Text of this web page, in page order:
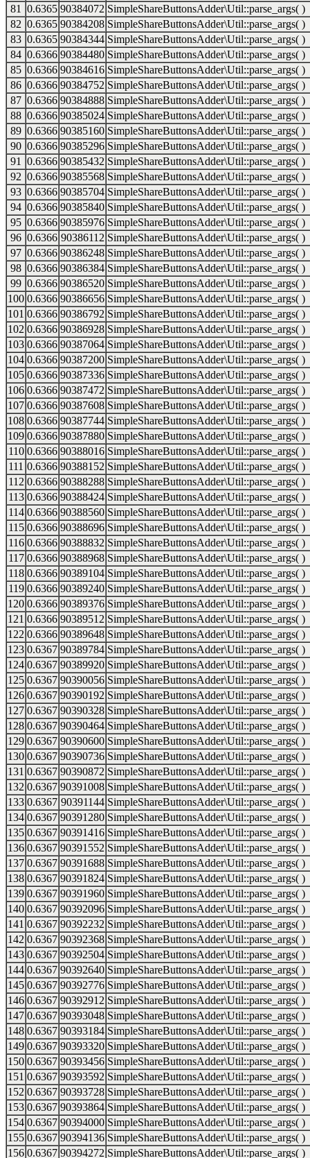
81
0.6365 90384072 SimpleShareButtonsAdder\Util::parse_args( )
82 0.6365 90384208 SimpleShareButtonsAdder\Util::parse_args( )
83 0.6365 90384344 SimpleShareButtonsAdder\Util::parse_args( )
84 0.6366 90384480 SimpleShareButtonsAdder\Util::parse_args( )
85 0.6366 90384616 SimpleShareButtonsAdder\Util::parse_args( )
86 0.6366 90384752 SimpleShareButtonsAdder\Util::parse_args( )
87 0.6366 90384888 SimpleShareButtonsAdder\Util::parse_args( )
88 0.6366 90385024 SimpleShareButtonsAdder\Util::parse_args( )
89 0.6366 90385160 SimpleShareButtonsAdder\Util::parse_args( )
90 0.6366 90385296 SimpleShareButtonsAdder\Util::parse_args( )
91
0.6366 90385432 SimpleShareButtonsAdder\Util::parse_args( )
92 0.6366 90385568 SimpleShareButtonsAdder\Util::parse_args( )
93 0.6366 90385704 SimpleShareButtonsAdder\Util::parse_args( )
94 0.6366 90385840 SimpleShareButtonsAdder\Util::parse_args( )
95 0.6366 90385976 SimpleShareButtonsAdder\Util::parse_args( )
96 0.6366 90386112 SimpleShareButtonsAdder\Util::parse_args( )
97 0.6366 90386248 SimpleShareButtonsAdder\Util::parse_args( )
98 0.6366 90386384 SimpleShareButtonsAdder\Util::parse_args( )
99 0.6366 90386520 SimpleShareButtonsAdder\Util::parse_args( )
100 0.6366 90386656 SimpleShareButtonsAdder\Util::parse_args( )
101 0.6366 90386792 SimpleShareButtonsAdder\Util::parse_args( )
102 0.6366 90386928 SimpleShareButtonsAdder\Util::parse_args( )
103 0.6366 90387064 SimpleShareButtonsAdder\Util::parse_args( )
104 0.6366 90387200 SimpleShareButtonsAdder\Util::parse_args( )
105 0.6366 90387336 SimpleShareButtonsAdder\Util::parse_args( )
106 0.6366 90387472 SimpleShareButtonsAdder\Util::parse_args( )
107 0.6366 90387608 SimpleShareButtonsAdder\Util::parse_args( )
108 0.6366 90387744 SimpleShareButtonsAdder\Util::parse_args( )
109 0.6366 90387880 SimpleShareButtonsAdder\Util::parse_args( )
110 0.6366 90388016 SimpleShareButtonsAdder\Util::parse_args( )
111 0.6366 90388152 SimpleShareButtonsAdder\Util::parse_args( )
112 0.6366 90388288 SimpleShareButtonsAdder\Util::parse_args( )
113 0.6366 90388424 SimpleShareButtonsAdder\Util::parse_args( )
114 0.6366 90388560 SimpleShareButtonsAdder\Util::parse_args( )
115 0.6366 90388696 SimpleShareButtonsAdder\Util::parse_args( )
116 0.6366 90388832 SimpleShareButtonsAdder\Util::parse_args( )
117 0.6366 90388968 SimpleShareButtonsAdder\Util::parse_args( )
118 0.6366 90389104 SimpleShareButtonsAdder\Util::parse_args( )
119 0.6366 90389240 SimpleShareButtonsAdder\Util::parse_args( )
120 0.6366 90389376 SimpleShareButtonsAdder\Util::parse_args( )
121 0.6366 90389512 SimpleShareButtonsAdder\Util::parse_args( )
122 0.6366 90389648 SimpleShareButtonsAdder\Util::parse_args( )
123 0.6367 90389784 SimpleShareButtonsAdder\Util::parse_args( )
124 0.6367 90389920 SimpleShareButtonsAdder\Util::parse_args( )
125 0.6367 90390056 SimpleShareButtonsAdder\Util::parse_args( )
126 0.6367 90390192 SimpleShareButtonsAdder\Util::parse_args( )
127 0.6367 90390328 SimpleShareButtonsAdder\Util::parse_args( )
128 0.6367 90390464 SimpleShareButtonsAdder\Util::parse_args( )
129 0.6367 90390600 SimpleShareButtonsAdder\Util::parse_args( )
130 0.6367 90390736 SimpleShareButtonsAdder\Util::parse_args( )
131 0.6367 90390872 SimpleShareButtonsAdder\Util::parse_args( )
132 0.6367 90391008 SimpleShareButtonsAdder\Util::parse_args( )
133 0.6367 90391144 SimpleShareButtonsAdder\Util::parse_args( )
134 0.6367 90391280 SimpleShareButtonsAdder\Util::parse_args( )
135 0.6367 90391416 SimpleShareButtonsAdder\Util::parse_args( )
136 0.6367 90391552 SimpleShareButtonsAdder\Util::parse_args( )
137 0.6367 90391688 SimpleShareButtonsAdder\Util::parse_args( )
138 0.6367 90391824 SimpleShareButtonsAdder\Util::parse_args( )
139 0.6367 90391960 SimpleShareButtonsAdder\Util::parse_args( )
140 0.6367 90392096 SimpleShareButtonsAdder\Util::parse_args( )
141 0.6367 90392232 SimpleShareButtonsAdder\Util::parse_args( )
142 0.6367 90392368 SimpleShareButtonsAdder\Util::parse_args( )
143 0.6367 90392504 SimpleShareButtonsAdder\Util::parse_args( )
144 0.6367 90392640 SimpleShareButtonsAdder\Util::parse_args( )
145 0.6367 90392776 SimpleShareButtonsAdder\Util::parse_args( )
146 0.6367 90392912 SimpleShareButtonsAdder\Util::parse_args( )
147 0.6367 90393048 SimpleShareButtonsAdder\Util::parse_args( )
148 0.6367 90393184 SimpleShareButtonsAdder\Util::parse_args( )
149 0.6367 90393320 SimpleShareButtonsAdder\Util::parse_args( )
150 0.6367 90393456 SimpleShareButtonsAdder\Util::parse_args( )
151 0.6367 90393592 SimpleShareButtonsAdder\Util::parse_args( )
152 0.6367 90393728 SimpleShareButtonsAdder\Util::parse_args( )
153 0.6367 90393864 SimpleShareButtonsAdder\Util::parse_args( )
154 0.6367 90394000 SimpleShareButtonsAdder\Util::parse_args( )
155 0.6367 90394136 SimpleShareButtonsAdder\Util::parse_args( )
156 0.6367 90394272 SimpleShareButtonsAdder\Util::parse_args( )